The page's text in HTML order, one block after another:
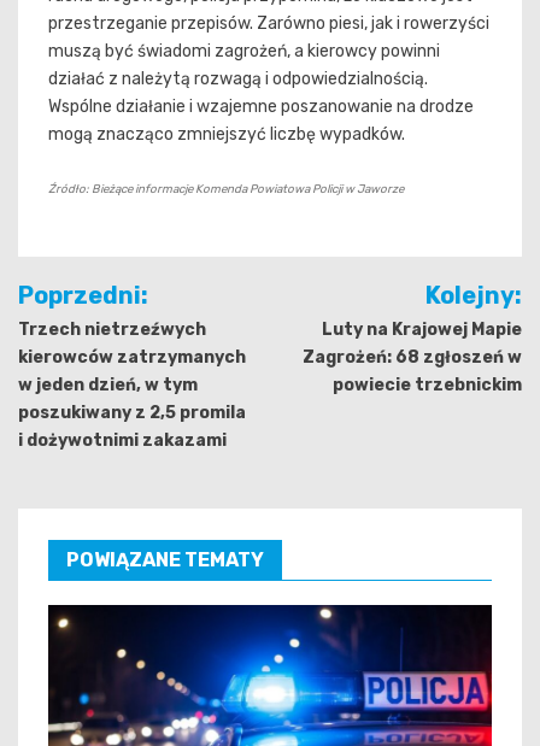
przestrzeganie przepisów. Zarówno piesi, jak i rowerzyści
muszą być świadomi zagrożeń, a kierowcy powinni
działać z należytą rozwagą i odpowiedzialnością.
Wspólne działanie i wzajemne poszanowanie na drodze
mogą znacząco zmniejszyć liczbę wypadków.
Źródło: Bieżące informacje Komenda Powiatowa Policji w Jaworze
Nawigacja
wpisu
Poprzedni:
Trzech nietrzeźwych
kierowców zatrzymanych
w jeden dzień, w tym
poszukiwany z 2,5 promila
i dożywotnimi zakazami
Kolejny:
Luty na Krajowej Mapie
Zagrożeń: 68 zgłoszeń w
powiecie trzebnickim
POWIĄZANE TEMATY